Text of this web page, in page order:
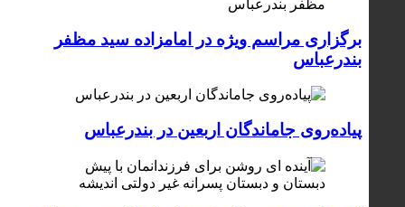
برگزاری مراسم ویژه در امامزاده سید مظفر
بندرعباس
پیاده‌روی جاماندگان اربعین در بندرعباس